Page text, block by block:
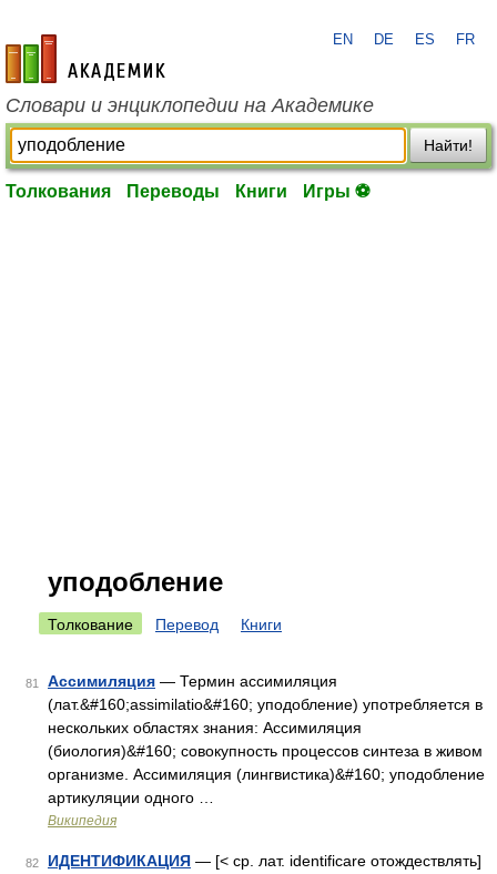
academic.ru
EN DE ES FR
Словари и энциклопедии на Академике
Найти!
Толкования Переводы Книги Игры ⚽
уподобление
Толкование Перевод Книги
81 Ассимиляция — Термин ассимиляция
(лат.&#160;assimilatio&#160; уподобление) употребляется в
нескольких областях знания: Ассимиляция
(биология)&#160; совокупность процессов синтеза в живом
организме. Ассимиляция (лингвистика)&#160; уподобление
артикуляции одного …
Википедия
82 ИДЕНТИФИКАЦИЯ — [< ср. лат. identificare отождествлять]